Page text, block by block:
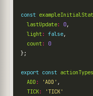
const
lastUpdate: 0,
light: false,
count:
0
};
export const actionTypes
ADD : 'ADD' ,
TICK:
'TICK'